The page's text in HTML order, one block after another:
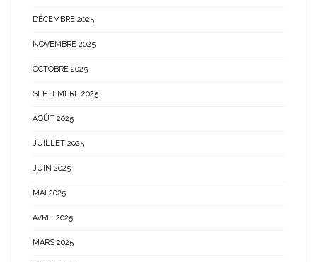
DÉCEMBRE 2025
NOVEMBRE 2025
OCTOBRE 2025
SEPTEMBRE 2025
AOÛT 2025
JUILLET 2025
JUIN 2025
MAI 2025
AVRIL 2025
MARS 2025